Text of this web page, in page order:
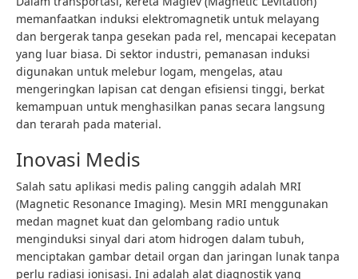
memanfaatkan induksi elektromagnetik untuk melayang
dan bergerak tanpa gesekan pada rel, mencapai kecepatan
yang luar biasa. Di sektor industri, pemanasan induksi
digunakan untuk melebur logam, mengelas, atau
mengeringkan lapisan cat dengan efisiensi tinggi, berkat
kemampuan untuk menghasilkan panas secara langsung
dan terarah pada material.
Inovasi Medis
Salah satu aplikasi medis paling canggih adalah MRI
(Magnetic Resonance Imaging). Mesin MRI menggunakan
medan magnet kuat dan gelombang radio untuk
menginduksi sinyal dari atom hidrogen dalam tubuh,
menciptakan gambar detail organ dan jaringan lunak tanpa
perlu radiasi ionisasi. Ini adalah alat diagnostik yang